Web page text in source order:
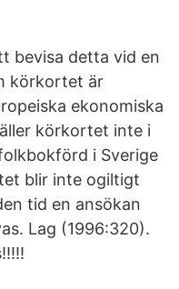
bevisa detta vid en
körkortet är
ekonomiska
körkortet inte i
i Sverige
blir inte ogiltigt
tid en ansökan
Lag (1996:320).